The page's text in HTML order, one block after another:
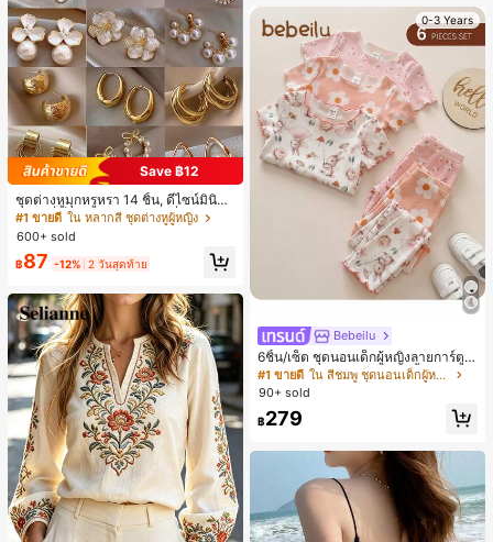
Save ฿12
ชุดต่างหูมุกหรูหรา 14 ชิ้น, ดีไซน์มินิมอ
ลใหม่ที่เป็นเอกลักษณ์ ต่างหูที่สง่างาม
สำหรับผู้หญิง, ของขวัญสำหรับเธอ
#1 ขายดี ใน หลากสี ชุดต่างหูผู้หญิง
600+ sold
฿87 -12% 2 วันสุดท้าย
0-3 Years
Bebeilu
6ชิ้น/เซ็ต ชุดนอนเด็กผู้หญิงลายการ์ตูน
หมีและดอกไม้ คอกลม แขนสั้น กางเกง
ขาสั้น ขอบระบาย สวมใส่สบาย
#1 ขายดี
ใน สีชมพู ชุดนอนเด็กผู้หญิง
90+ sold
฿279